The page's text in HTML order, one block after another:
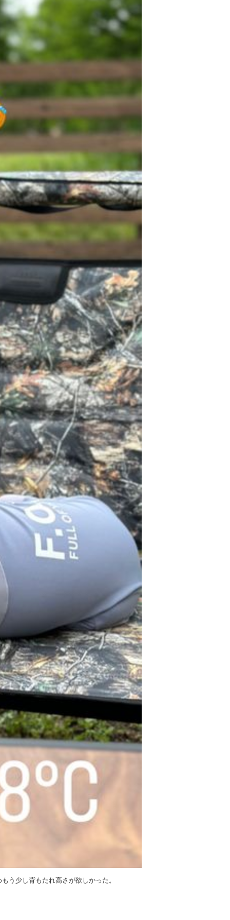
う少し背もたれ高さが欲しかった。